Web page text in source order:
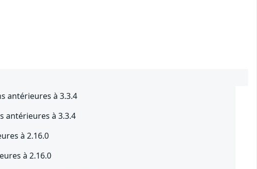
antérieures à 3.3.4
antérieures à 3.3.4
à 2.16.0
à 2.16.0